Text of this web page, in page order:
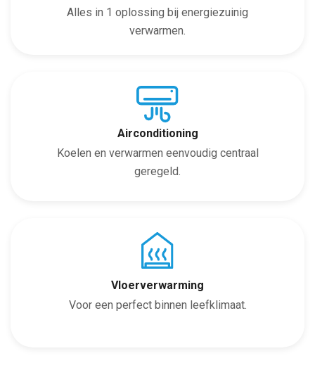
Alles in 1 oplossing bij energiezuinig
verwarmen.
Airconditioning
Koelen en verwarmen eenvoudig centraal
geregeld.
Vloerverwarming
Voor een perfect binnen leefklimaat.